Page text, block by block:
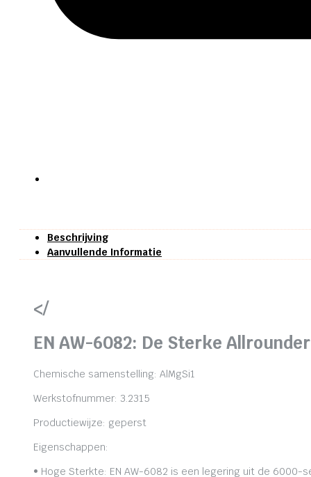
Beschrijving
Aanvullende Informatie
</
EN AW-6082: De Sterke Allrounder
Chemische samenstelling: AlMgSi1
Werkstofnummer: 3.2315
Productiewijze: geperst
Eigenschappen:
• Hoge Sterkte: EN AW-6082 is een legering uit de